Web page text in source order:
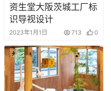
注册
资生堂大阪茨城工厂标
识导视设计
2023年1月1日 713 0